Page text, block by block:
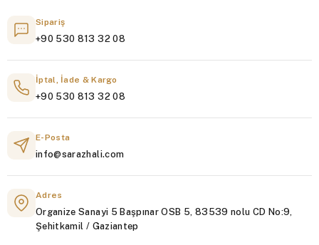
Sipariş
+90 530 813 32 08
İptal, İade & Kargo
+90 530 813 32 08
E-Posta
info@sarazhali.com
Adres
Organize Sanayi 5 Başpınar OSB 5, 83539 nolu CD No:9,
Şehitkamil / Gaziantep